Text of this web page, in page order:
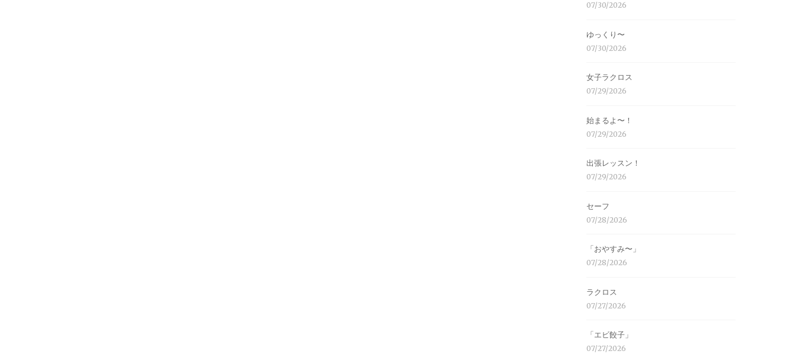
07/30/2026
ゆっくり〜
07/30/2026
女子ラクロス
07/29/2026
始まるよ〜！
07/29/2026
出張レッスン！
07/29/2026
セーフ
07/28/2026
「おやすみ〜」
07/28/2026
ラクロス
07/27/2026
「エビ餃子」
07/27/2026